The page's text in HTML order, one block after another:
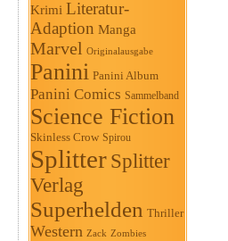
Krimi Literatur-
Adaption Manga
Marvel Originalausgabe
Panini Panini Album
Panini Comics Sammelband
Science Fiction
Skinless Crow Spirou
Splitter Splitter
Verlag
Superhelden Thriller
Western Zack Zombies